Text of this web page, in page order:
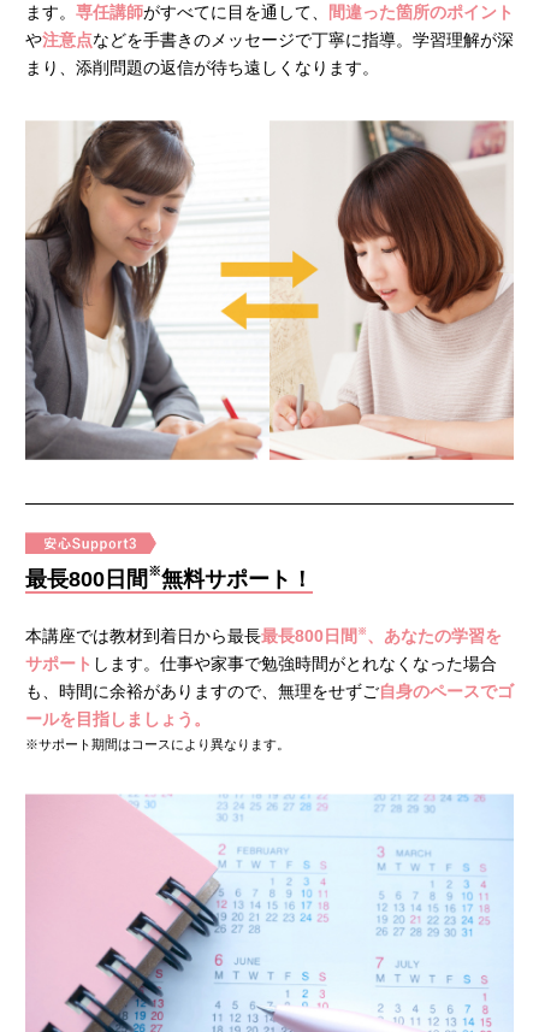
ます。 専任講師がすべてに目を通して、 間違った箇所のポイント
や注意点などを手書きのメッセージで丁寧に指導。学習理解が深
まり、添削問題の返信が待ち遠しくなります。
最長800日間 ※無料サポート！
本講座では教材到着日から最長最長800日間 ※ 、あなたの学習を
サポート します。仕事や家事で勉強時間がとれなくなった場合
も、時間に余裕がありますので、無理をせずご自身のペースでゴ
ールを目指しましょう。
※サポート期間はコースにより異なります。